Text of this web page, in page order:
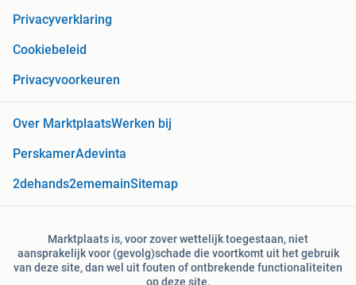
Privacyverklaring
Cookiebeleid
Privacyvoorkeuren
Over MarktplaatsWerken bij
PerskamerAdevinta
2dehands2ememainSitemap
Marktplaats is, voor zover wettelijk toegestaan, niet
aansprakelijk voor (gevolg)schade die voortkomt uit het gebruik
van deze site, dan wel uit fouten of ontbrekende functionaliteiten
op deze site.